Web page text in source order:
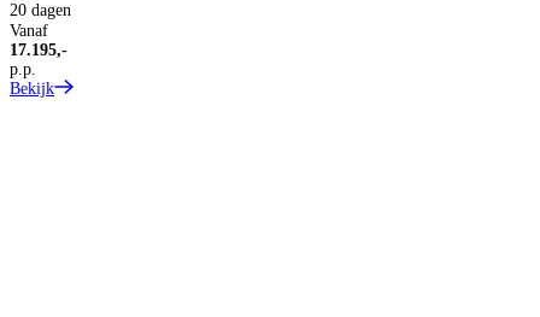
20 dagen
Vanaf
17.195,-
p.p.
Bekijk